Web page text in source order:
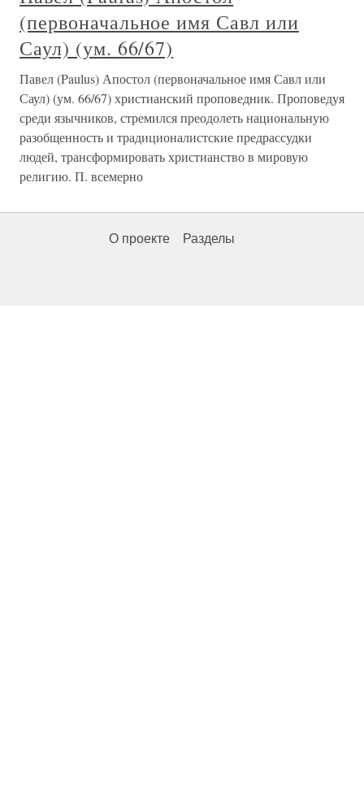
(первоначальное имя Савл или
Саул) (ум. 66/67)
Павел (Paulus) Апостол (первоначальное имя Савл или
Саул) (ум. 66/67) христианский проповедник. Проповедуя
среди язычников, стремился преодолеть национальную
разобщенность и традиционалистские предрассудки
людей, трансформировать христианство в мировую
религию. П. всемерно
О проекте Разделы